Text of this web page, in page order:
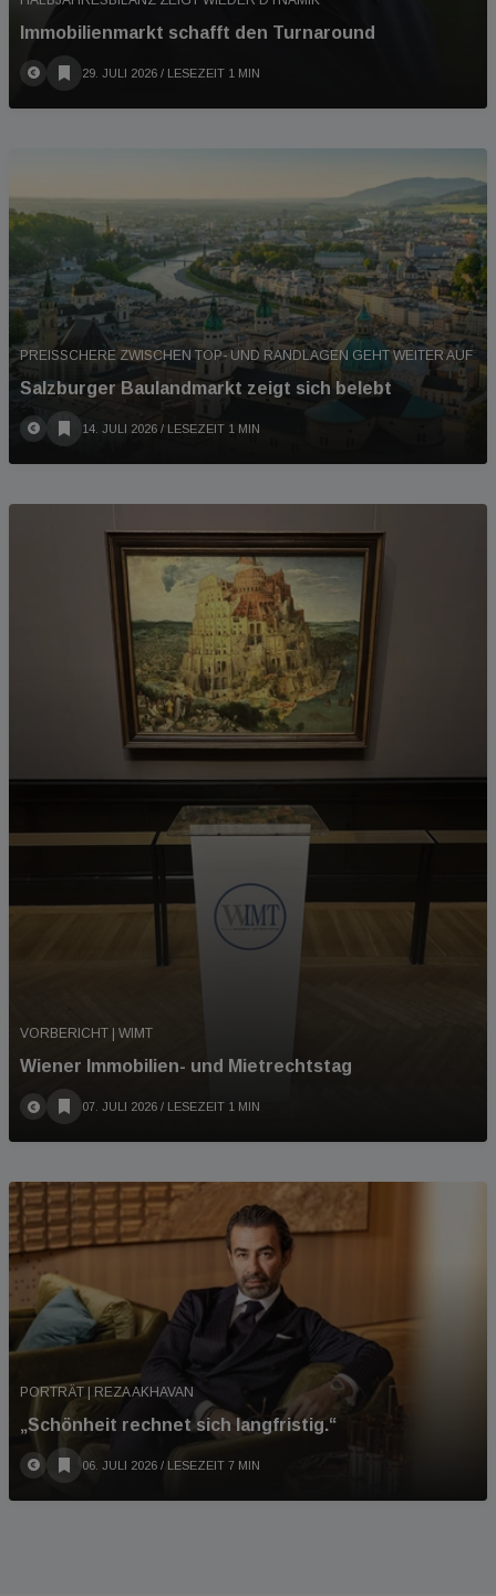
Immobilienmarkt schafft den Turnaround
29. JULI 2026 / LESEZEIT 1 MIN
PREISSCHERE ZWISCHEN TOP- UND RANDLAGEN GEHT WEITER AUF
Salzburger Baulandmarkt zeigt sich belebt
14. JULI 2026 / LESEZEIT 1 MIN
VORBERICHT | WIMT
Wiener Immobilien- und Mietrechtstag
07. JULI 2026 / LESEZEIT 1 MIN
PORTRÄT | REZA AKHAVAN
„Schönheit rechnet sich langfristig.“
06. JULI 2026 / LESEZEIT 7 MIN